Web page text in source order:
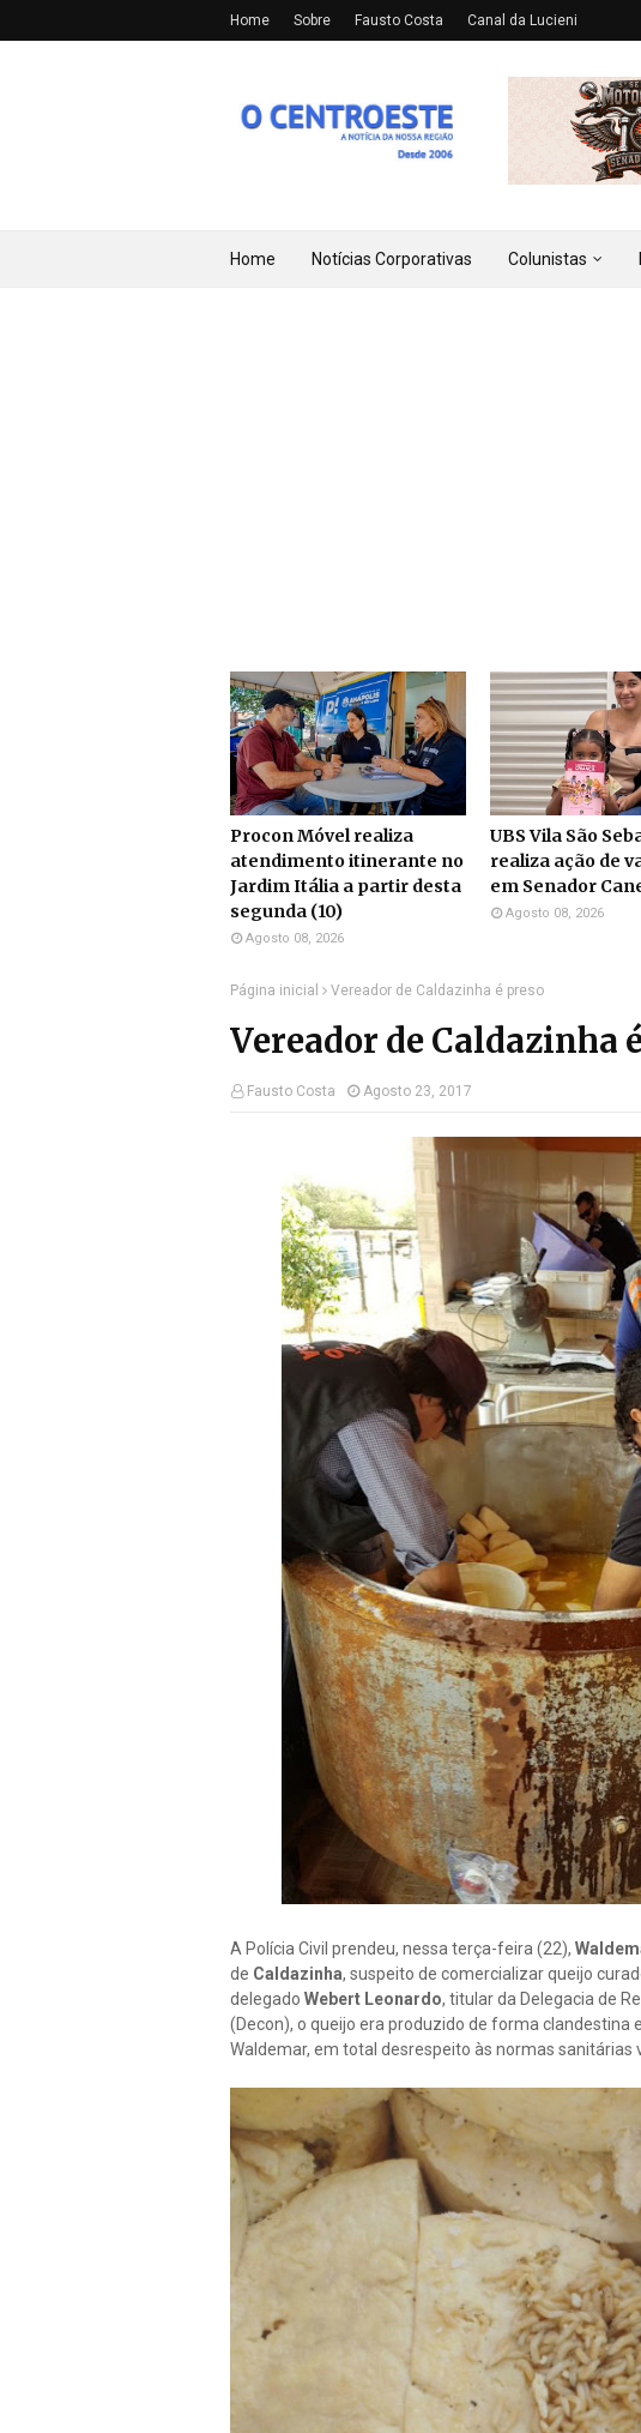
Home Sobre Fausto Costa Canal da Lucieni
Home Notícias Corporativas Colunistas
Procon Móvel realiza
atendimento itinerante no
Jardim Itália a partir desta
segunda (10)
Agosto 08, 2026
UBS Vila São
realiza ação de
em Senador
Agosto 08, 2026
Página inicial Vereador de Caldazinha é preso
Vereador de Caldazinha
Fausto Costa Agosto 23, 2017
A Polícia Civil prendeu, nessa terça-feira (22),
de Caldazinha, suspeito de comercializar queijo
delegado Webert Leonardo, titular da Delegacia de
(Decon), o queijo era produzido de forma clandestina
Waldemar, em total desrespeito às normas sanitárias